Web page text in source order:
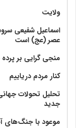
ولايت‏
اسماعیل شفیعی
عصر (عج) است
منجی گرایی بر پرده
کنار مردم دریاییم
تحلیل تحولات
جدید
موعود با جنگ‌های